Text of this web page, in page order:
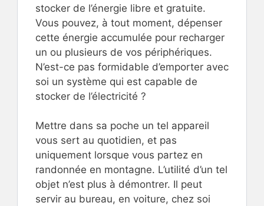
stocker de l’énergie libre et gratuite.
Vous pouvez, à tout moment, dépenser
cette énergie accumulée pour recharger
un ou plusieurs de vos périphériques.
N’est-ce pas formidable d’emporter avec
soi un système qui est capable de
stocker de l’électricité ?
Mettre dans sa poche un tel appareil
vous sert au quotidien, et pas
uniquement lorsque vous partez en
randonnée en montagne. L’utilité d’un tel
objet n’est plus à démontrer. Il peut
servir au bureau, en voiture, chez soi